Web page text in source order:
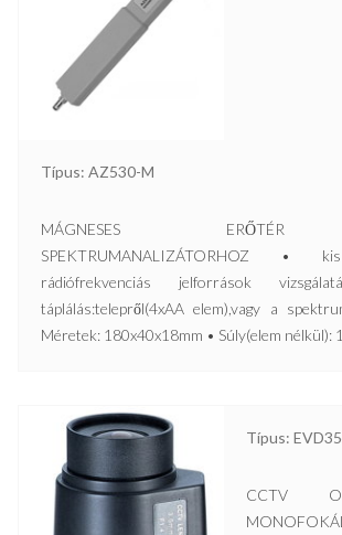
Típus: AZ530-M
MÁGNESES ERŐTÉR
SPEKTRUMANALIZÁTORHOZ •
rádiófrekvenciás jelforrások
táplálás:telepről(4xAA elem),vagy a
Méretek: 180x40x18mm • Súly(elem nélkül):
Típus:
CCTV